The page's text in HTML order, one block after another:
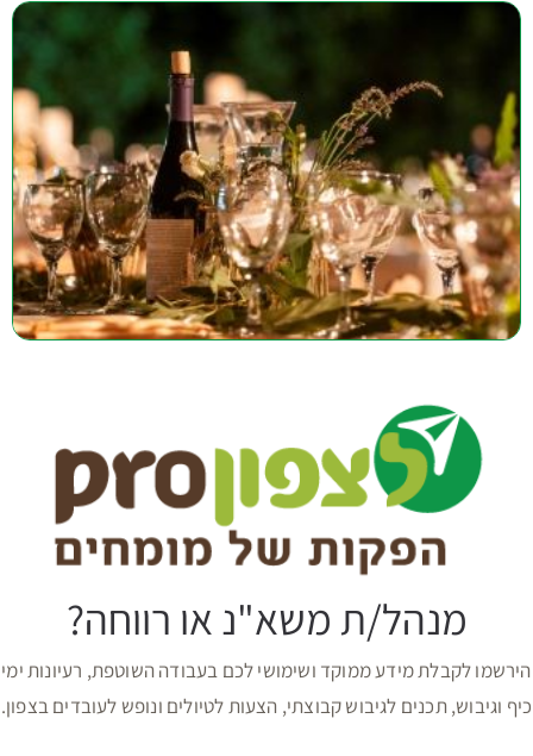
מנהל/ת משא"נ או רווחה?
הירשמו לקבלת מידע ממוקד ושימושי לכם בעבודה השוטפת, רעיונות ימי
כיף וגיבוש, תכנים לגיבוש קבוצתי, הצעות לטיולים ונופש לעובדים בצפון.